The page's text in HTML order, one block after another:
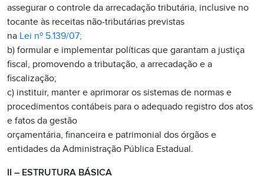
assegurar o controle da arrecadação tributária, inclusive no
tocante às receitas não-tributárias previstas
na Lei nº 5.139/07;
b) formular e implementar políticas que garantam a justiça
fiscal, promovendo a tributação, a arrecadação e a
fiscalização;
c) instituir, manter e aprimorar os sistemas de normas e
procedimentos contábeis para o adequado registro dos atos
e fatos da gestão
orçamentária, financeira e patrimonial dos órgãos e
entidades da Administração Pública Estadual.
II – ESTRUTURA BÁSICA